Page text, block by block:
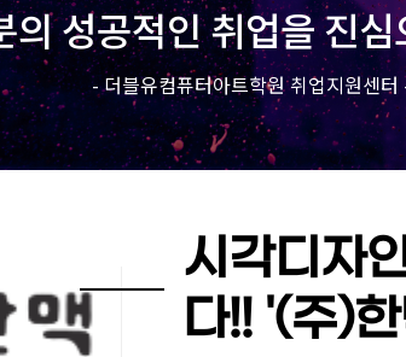
의 성공적인 취업을 진
- 더블유컴퓨터아트학원 취업지원센터
시각디자
다!! '(주)